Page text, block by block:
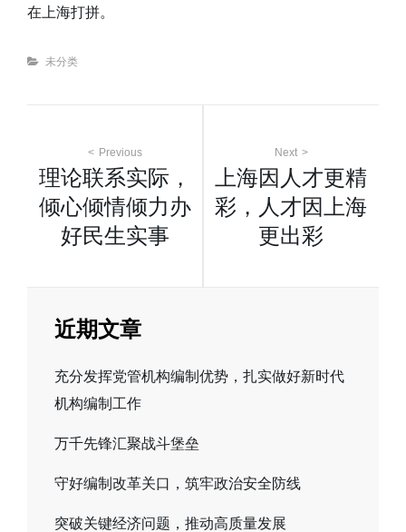
在上海打拼。
Categories
未分类
章
Previous
理论联系实际，
倾心倾情倾力办
好民生实事
Next
上海因人才更精
彩，人才因上海
更出彩
近期文章
充分发挥党管机构编制优势，扎实做好新时代
机构编制工作
万千先锋汇聚战斗堡垒
守好编制改革关口，筑牢政治安全防线
突破关键经济问题，推动高质量发展